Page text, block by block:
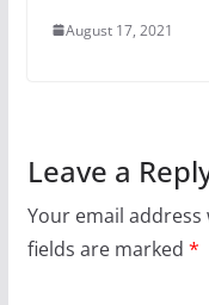
August 17, 2021
Leave a
Your email
fields are marked *